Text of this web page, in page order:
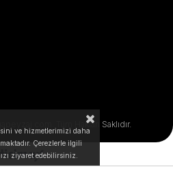
Tüm Hakları Saklıdır.
ve hizmetlerimizi daha
Çerezlerle ilgili
ziyaret edebilirsiniz.